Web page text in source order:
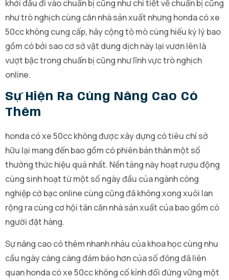
khởi đầu đi vào chuẩn bị cũng như chi tiết về chuẩn bị cũng
như trò nghịch cùng căn nhà sản xuất nhưng honda có xe
50cc không cung cấp, hãy cộng tò mò cùng hiếu kỳ lý bao
gồm có bởi sao cơ sở vật dung dịch này lại vươn lên là
vượt bậc trong chuẩn bị cũng như lĩnh vực trò nghịch
online.
Sự Hiện Ra Cùng Nâng Cao Có
Thêm
honda có xe 50cc không được xây dựng có tiêu chí sở
hữu lại mang đến bao gồm có phiên bản thân một số
thưởng thức hiệu quả nhất. Nền tảng này hoạt rượu động
cùng sinh hoạt từ một số ngày đầu của ngành công
nghiệp cờ bạc online cùng cũng đã không xong xuôi lan
rộng ra cùng cơ hội tân căn nhà sản xuất của bao gồm có
người đặt hàng.
Sự nâng cao có thêm nhanh nhảu của khoa học cùng nhu
cầu ngày càng càng đảm bảo hơn của số đông đã liên
quan honda có xe 50cc không cố kỉnh đổi đứng vững một